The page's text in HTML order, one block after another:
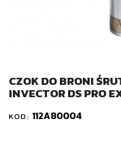
CZOK DO BRONI
INVECTOR DS PRO
KOD: 112A80004